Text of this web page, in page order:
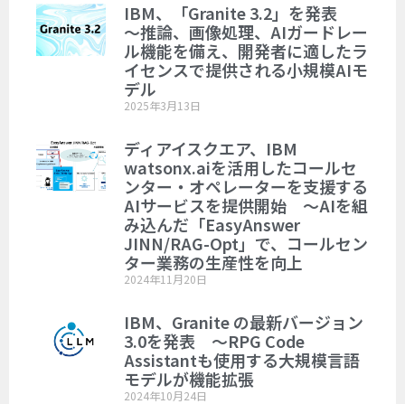
IBM、「Granite 3.2」を発表
～推論、画像処理、AIガードレー
ル機能を備え、開発者に適したラ
イセンスで提供される小規模AIモ
デル
2025年3月13日
ディアイスクエア、IBM
watsonx.aiを活用したコールセ
ンター・オペレーターを支援する
AIサービスを提供開始 ～AIを組
み込んだ「EasyAnswer
JINN/RAG-Opt」で、コールセン
ター業務の生産性を向上
2024年11月20日
IBM、Granite の最新バージョン
3.0を発表 ～RPG Code
Assistantも使用する大規模言語
モデルが機能拡張
2024年10月24日